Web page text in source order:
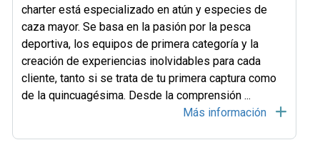
charter está especializado en atún y especies de
caza mayor. Se basa en la pasión por la pesca
deportiva, los equipos de primera categoría y la
creación de experiencias inolvidables para cada
cliente, tanto si se trata de tu primera captura como
de la quincuagésima. Desde la comprensión ...
Más información